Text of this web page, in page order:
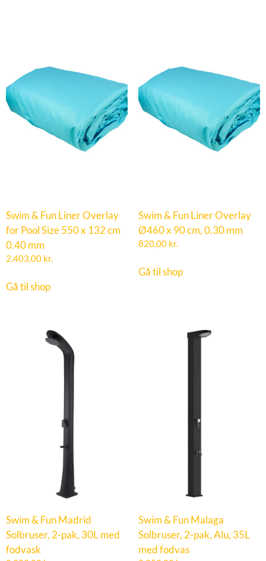
Swim & Fun Liner Overlay
for Pool Size 550 x 132 cm
0.40 mm
2.403,00 kr.
Gå til shop
Swim & Fun Liner Overlay
Ø460 x 90 cm, 0.30 mm
820,00 kr.
Gå til shop
Swim & Fun Madrid
Solbruser, 2-pak, 30L med
fodvask
Swim & Fun Malaga
Solbruser, 2-pak, Alu, 35L
med fodvas